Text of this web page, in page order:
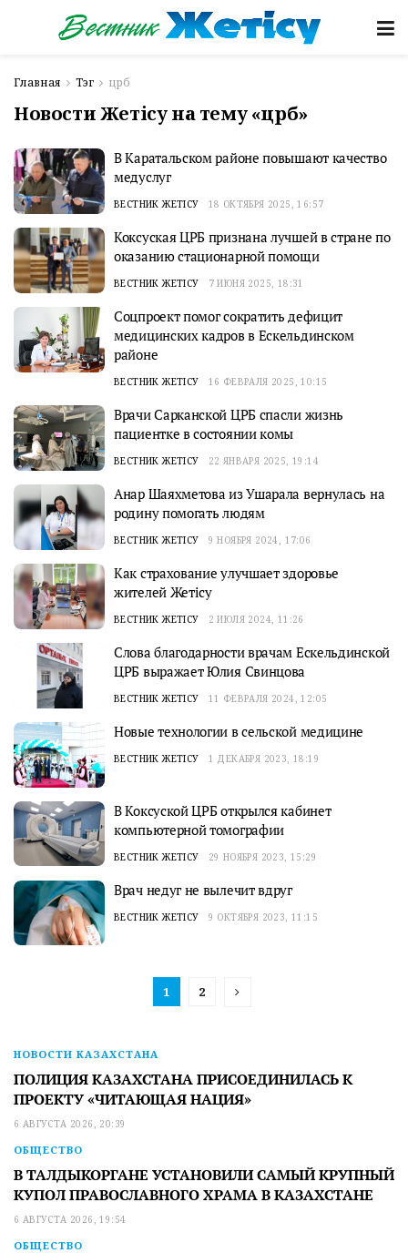
Главная Тэг црб
Новости Жетісу на тему «црб»
В Каратальском районе повышают качество
медуслуг
ВЕСТНИК ЖЕТІСУ 18 ОКТЯБРЯ 2025, 16:57
Коксуская ЦРБ признана лучшей в стране по
оказанию стационарной помощи
ВЕСТНИК ЖЕТІСУ 7 ИЮНЯ 2025, 18:31
Соцпроект помог сократить дефицит
медицинских кадров в Ескельдинском
районе
ВЕСТНИК ЖЕТІСУ 16 ФЕВРАЛЯ 2025, 10:15
Врачи Сарканской ЦРБ спасли жизнь
пациентке в состоянии комы
ВЕСТНИК ЖЕТІСУ 22 ЯНВАРЯ 2025, 19:14
Анар Шаяхметова из Ушарала вернулась на
родину помогать людям
ВЕСТНИК ЖЕТІСУ 9 НОЯБРЯ 2024, 17:06
Как страхование улучшает здоровье
жителей Жетісу
ВЕСТНИК ЖЕТІСУ 2 ИЮЛЯ 2024, 11:26
Слова благодарности врачам Ескельдинской
ЦРБ выражает Юлия Свинцова
ВЕСТНИК ЖЕТІСУ 11 ФЕВРАЛЯ 2024, 12:05
Новые технологии в сельской медицине
ВЕСТНИК ЖЕТІСУ 1 ДЕКАБРЯ 2023, 18:19
В Коксуской ЦРБ открылся кабинет
компьютерной томографии
ВЕСТНИК ЖЕТІСУ 29 НОЯБРЯ 2023, 15:29
Врач недуг не вылечит вдруг
ВЕСТНИК ЖЕТІСУ 9 ОКТЯБРЯ 2023, 11:15
1 2
НОВОСТИ КАЗАХСТАНА
ПОЛИЦИЯ КАЗАХСТАНА ПРИСОЕДИНИЛАСЬ К
ПРОЕКТУ «ЧИТАЮЩАЯ НАЦИЯ»
6 АВГУСТА 2026, 20:39
ОБЩЕСТВО
В ТАЛДЫКОРГАНЕ УСТАНОВИЛИ САМЫЙ КРУПНЫЙ
КУПОЛ ПРАВОСЛАВНОГО ХРАМА В КАЗАХСТАНЕ
6 АВГУСТА 2026, 19:54
ОБЩЕСТВО